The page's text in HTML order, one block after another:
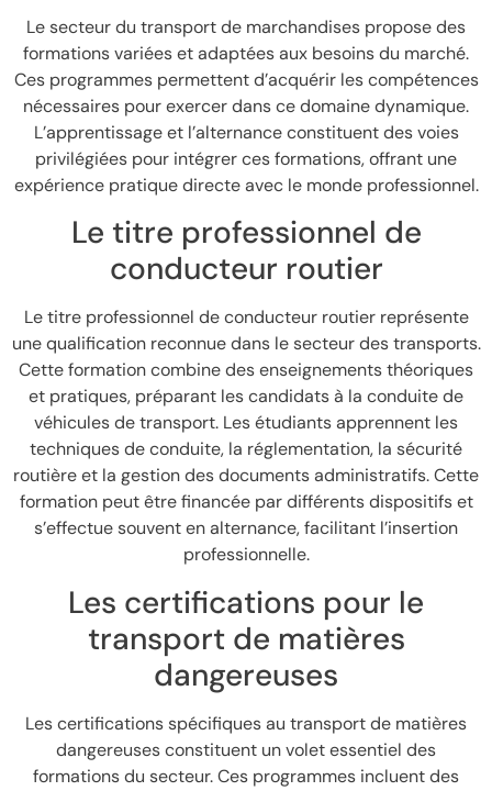
Le secteur du transport de marchandises propose des
formations variées et adaptées aux besoins du marché.
Ces programmes permettent d’acquérir les compétences
nécessaires pour exercer dans ce domaine dynamique.
L’apprentissage et l’alternance constituent des voies
privilégiées pour intégrer ces formations, offrant une
expérience pratique directe avec le monde professionnel.
Le titre professionnel de
conducteur routier
Le titre professionnel de conducteur routier représente
une qualification reconnue dans le secteur des transports.
Cette formation combine des enseignements théoriques
et pratiques, préparant les candidats à la conduite de
véhicules de transport. Les étudiants apprennent les
techniques de conduite, la réglementation, la sécurité
routière et la gestion des documents administratifs. Cette
formation peut être financée par différents dispositifs et
s’effectue souvent en alternance, facilitant l’insertion
professionnelle.
Les certifications pour le
transport de matières
dangereuses
Les certifications spécifiques au transport de matières
dangereuses constituent un volet essentiel des
formations du secteur. Ces programmes incluent des